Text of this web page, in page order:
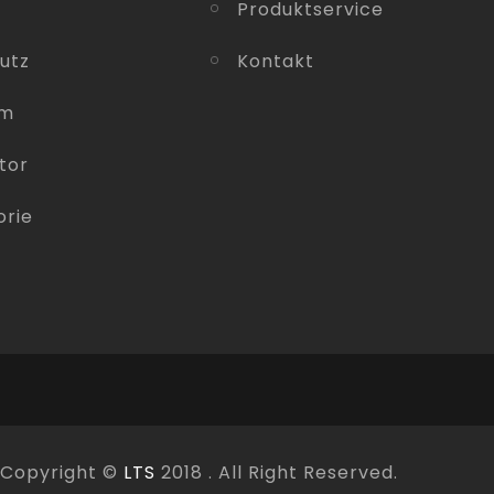
Produktservice
Kontakt
Copyright © LTS 2018 . All Right Reserved.